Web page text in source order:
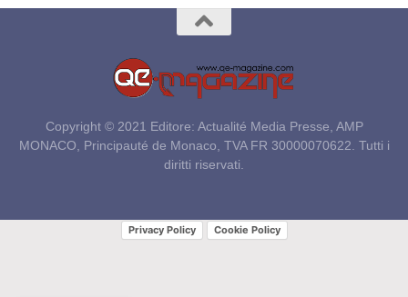
Copyright © 2021 Editore: Actualité Media Presse, AMP
MONACO, Principauté de Monaco, TVA FR 30000070622. Tutti i
diritti riservati.
Privacy Policy Cookie Policy